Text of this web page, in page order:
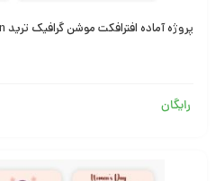
پروژه آماده افترافکت موشن گرافیک ترید Trading Animation
رایگان